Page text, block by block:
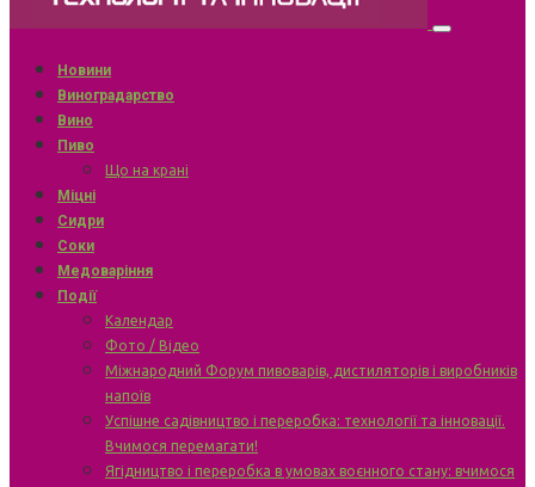
Новини
Виноградарство
Вино
Пиво
Що на крані
Міцні
Сидри
Соки
Медоваріння
Події
Календар
Фото / Відео
Міжнародний Форум пивоварів, дистиляторів і виробників
напоїв
Успішне садівництво і переробка: технології та інновації.
Вчимося перемагати!
Ягідництво і переробка в умовах воєнного стану: вчимося